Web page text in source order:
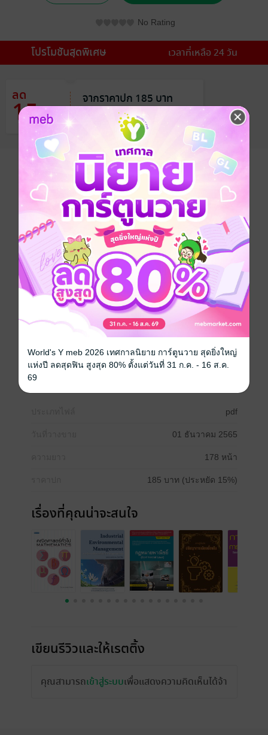
No Rating
โปรโมชันสุดพิเศษ เวลาที่เหลือ 24 วัน
ลด
15%
จากราคาปก 185 บาท
เหลือเพียง 157 บาท
อยากได้ ซื้อเป็นของขวัญ ติดตาม
ไอเดียการจัดกิจกรรมสิ่งแวดล้อมสุดสร้างสรรค์ที่นำไป
บูรณาการกับวิชาต่าง ๆ ได้ คู่มือสำหรับครู/ผู้สอนฉบับ
สมบูรณ์ที่ให้ทั้งความรู้พื้นฐานเรื่องสิ่งแวดล้อมศึกษา และมี
40 แนวทางการจัดกิจกรรมการเรียนรู้เกี่ยวกับสิ่งแวดล้อม
ที่มีใบงานพร้อมใช้ แบ่งเป็นการจัดกิจกรรมสิ่งแวดล้อม
ศึกษาในบริเวณศึกษาทางธรรมชาติที่สำคัญและใกล้ตัว
ได้แก่ ต้นไม้ใหญ่ กองใบไม้ร่วง ขอนไม้ผุ และสระน้ำ รวม
ทั้งยังมีแนวทางการจัดกิจกรรมสิ่งแวดล้อมศึกษาใน
สิ่งแวดล้อม
pdf
01 ธันวาคม 2565
178 หน้า
185 บาท (ประหยัด 15%)
เรื่องที่คุณน่าจะสนใจ
เขียนรีวิวและให้เรตติ้ง
คุณสามารถเข้าสู่ระบบเพื่อแสดงความคิดเห็นได้จ้า
World's Y meb 2026 เทศกาลนิยาย การ์ตูนวาย สุดยิ่งใหญ่
แห่งปี ลดสุดฟิน สูงสุด 80% ตั้งแต่วันที่ 31 ก.ค. - 16 ส.ค.
69